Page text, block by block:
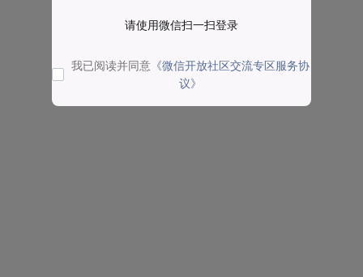
请使用微信扫一扫登录
我已阅读并同意 《微信开放社区交流专区服务协
议》